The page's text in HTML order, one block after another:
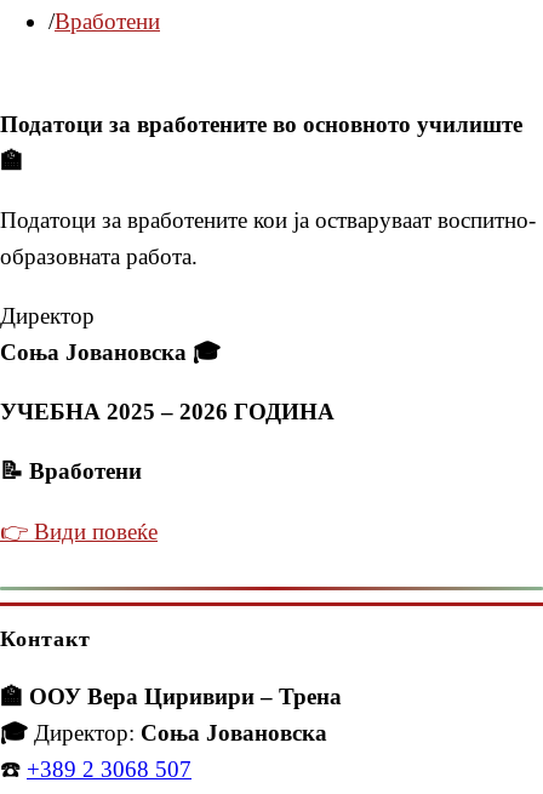
Вработени
Податоци за вработените во основното училиште
🏫
Податоци за вработените кои ја остваруваат воспитно-
образовната работа.
Директор
Соња Јовановска 🎓
УЧЕБНА 2025 – 2026 ГОДИНА
📝 Вработени
👉 Види повеќе
Контакт
🏫 ООУ Вера Циривири – Трена
🎓 Директор: Соња Јовановска
☎️ +389 2 3068 507